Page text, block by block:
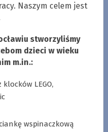
Naszym celem jest
stworzyliśmy
dzieci w wieku
m.in.:
LEGO,
wspinaczkową